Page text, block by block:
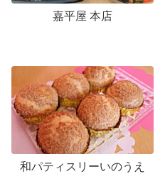
嘉平屋 本店
和パティスリーいのうえ